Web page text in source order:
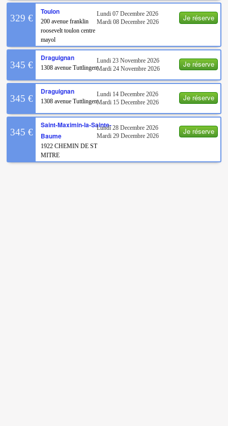
Je réserve
329 €
Toulon
200 avenue franklin
roosevelt toulon centre
mayol
Lundi 07 Decembre 2026
Mardi 08 Decembre 2026
Je réserve
345 €
Draguignan
1308 avenue Tuttlingen
Lundi 23 Novembre 2026
Mardi 24 Novembre 2026
Je réserve
345 €
Draguignan
1308 avenue Tuttlingen
Lundi 14 Decembre 2026
Mardi 15 Decembre 2026
Je réserve
345 €
Saint-Maximin-la-Sainte-
Baume
1922 CHEMIN DE ST
MITRE
Lundi 28 Decembre 2026
Mardi 29 Decembre 2026